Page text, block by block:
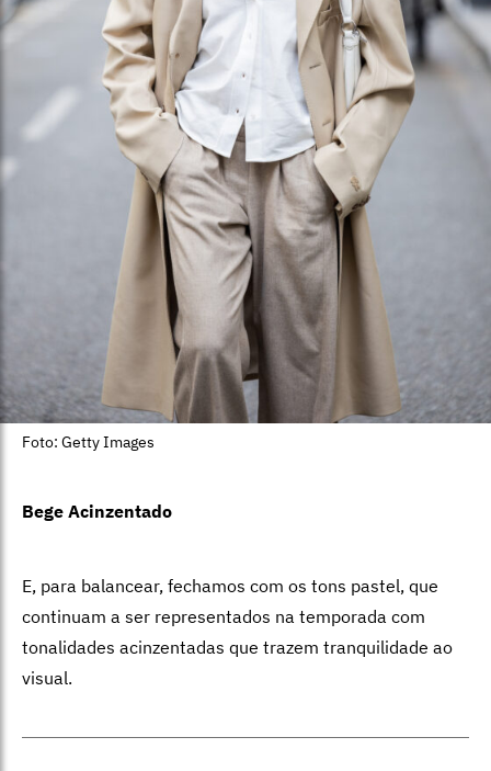
Foto: Getty Images
Bege Acinzentado
E, para balancear, fechamos com os tons pastel, que
continuam a ser representados na temporada com
tonalidades acinzentadas que trazem tranquilidade ao
visual.